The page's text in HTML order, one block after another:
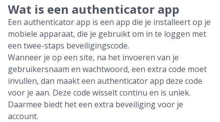
Wat is een authenticator app
Een authenticator app is een app die je installeert op je
mobiele apparaat, die je gebruikt om in te loggen met
een twee-staps beveiligingscode.
Wanneer je op een site, na het invoeren van je
gebruikersnaam en wachtwoord, een extra code moet
invullen, dan maakt een authenticator app deze code
voor je aan. Deze code wisselt continu en is uniek.
Daarmee biedt het een extra beveiliging voor je
account.